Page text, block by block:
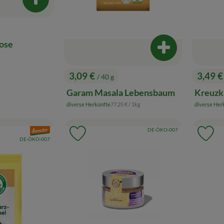
Produkt zum Warenkorb hinzufügen
, Preis:
3,09 € / 40 g
Garam Masala Lebensbaum
, Herkunft:
diverse Herkünfte, Referenzpreis:
77,25 €/ 1kg
Produkt zum
, Preis:
3,49 €
, Herkunft:
diverse
, Verband:
, Kontrollstelle:
DE-ÖKO-007hinzufügen
, Kontrollstelle:
DE-ÖKO-007
Produkt zu Favouriten hinzufügen